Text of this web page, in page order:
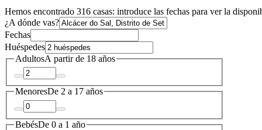
Hemos encontrado 316 casas: introduce las fechas para ver la
¿A dónde vas?
Fechas
Huéspedes
AdultosA partir de 18 años
MenoresDe 2 a 17 años
BebésDe 0 a 1 año